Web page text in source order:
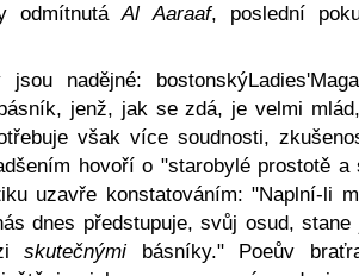
odmítnutáAl Aaraaf, poslední
nadějné:
jenž, jak se zdá, je velmi
však více soudnosti,
hovoří o "starobylé prostotě a
uzavře konstatováním: "Naplní-li
dnes předstupuje, svůj osud, stane
skutečnými básníky." Poeův